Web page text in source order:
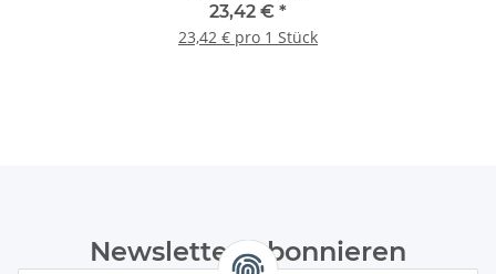
23,42 € *
23,42 € pro 1 Stück
Newsletter Abonnieren